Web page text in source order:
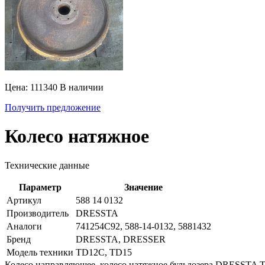
Цена: 111340 В наличии
Получить предложение
Колесо натяжное
Технические данные
Параметр
Значение
Артикул
588 14 0132
Производитель
DRESSTA
Аналоги
741254C92, 588-14-0132, 5881432
Бренд
DRESSTA, DRESSER
Модель техники TD12C, TD15